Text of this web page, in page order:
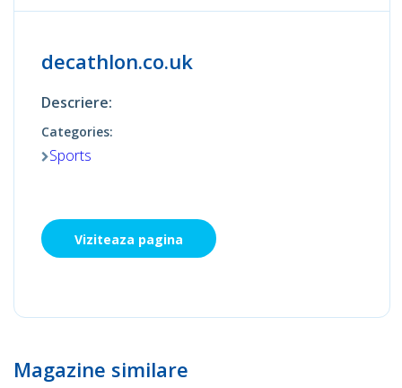
decathlon.co.uk
Descriere:
Categories:
Sports
Viziteaza pagina
Magazine similare